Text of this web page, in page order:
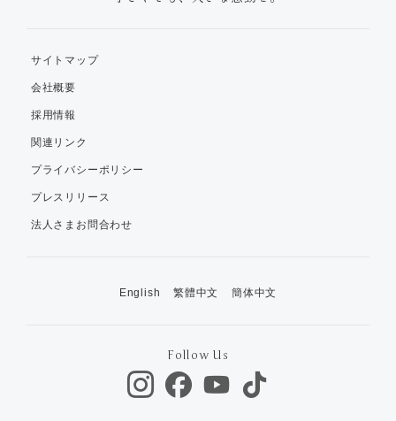
サイトマップ
会社概要
採用情報
関連リンク
プライバシーポリシー
プレスリリース
法人さまお問合わせ
English 繁體中文 簡体中文
Follow Us